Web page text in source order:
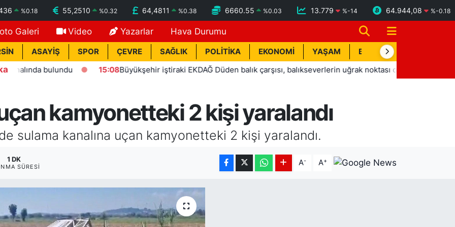
%0.18 55,2510 %0.32 64,4811 %0.38 6660.55 %0.03 13.779 %-14 64.944,08 %-0.18
Galeri Video Yazarlar Hava Durumu
ASAYİŞ SPOR ÇEVRE SAĞLIK POLİTİKA EKONOMİ YAŞAM BİK İLAN
bulundu 15:08 Büyükşehir iştiraki EKDAĞ Düden balık çarşısı, balıkseverlerin uğrak noktası oldu
kamyonetteki 2 kişi yaralandı
sulama kanalına uçan kamyonetteki 2 kişi yaralandı.
1 DK
SÜRESI A- A+